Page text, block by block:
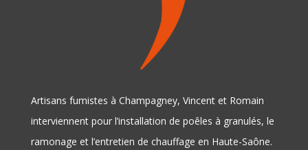
Artisans fumistes à Champagney, Vincent et Romain
interviennent pour l’installation de poêles à granulés, le
ramonage et l’entretien de chauffage en Haute-Saône.